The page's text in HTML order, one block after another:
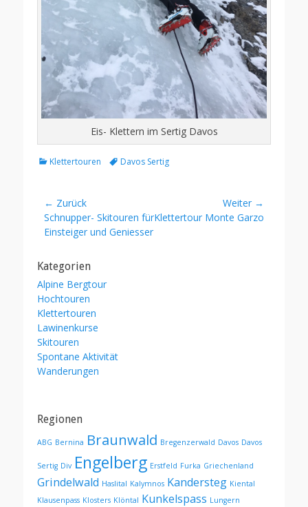
Eis- Klettern im Sertig Davos
Kategorien
Klettertouren Schlagworte
Davos Sertig
Beitragsnavigation
← Zurück
Vorheriger
Beitrag:
Schnupper- Skitouren für
Einsteiger und Geniesser
Weiter →
Nächster
Klettertour Monte Garzo
Kategorien
Alpine Bergtour
Hochtouren
Klettertouren
Lawinenkurse
Skitouren
Spontane Aktivität
Wanderungen
Regionen
ABG Bernina Braunwald Bregenzerwald Davos Davos
Sertig Div Engelberg Erstfeld Furka Griechenland
Grindelwald Haslital Kalymnos Kandersteg Kiental
Klausenpass Klosters Klöntal Kunkelspass Lungern